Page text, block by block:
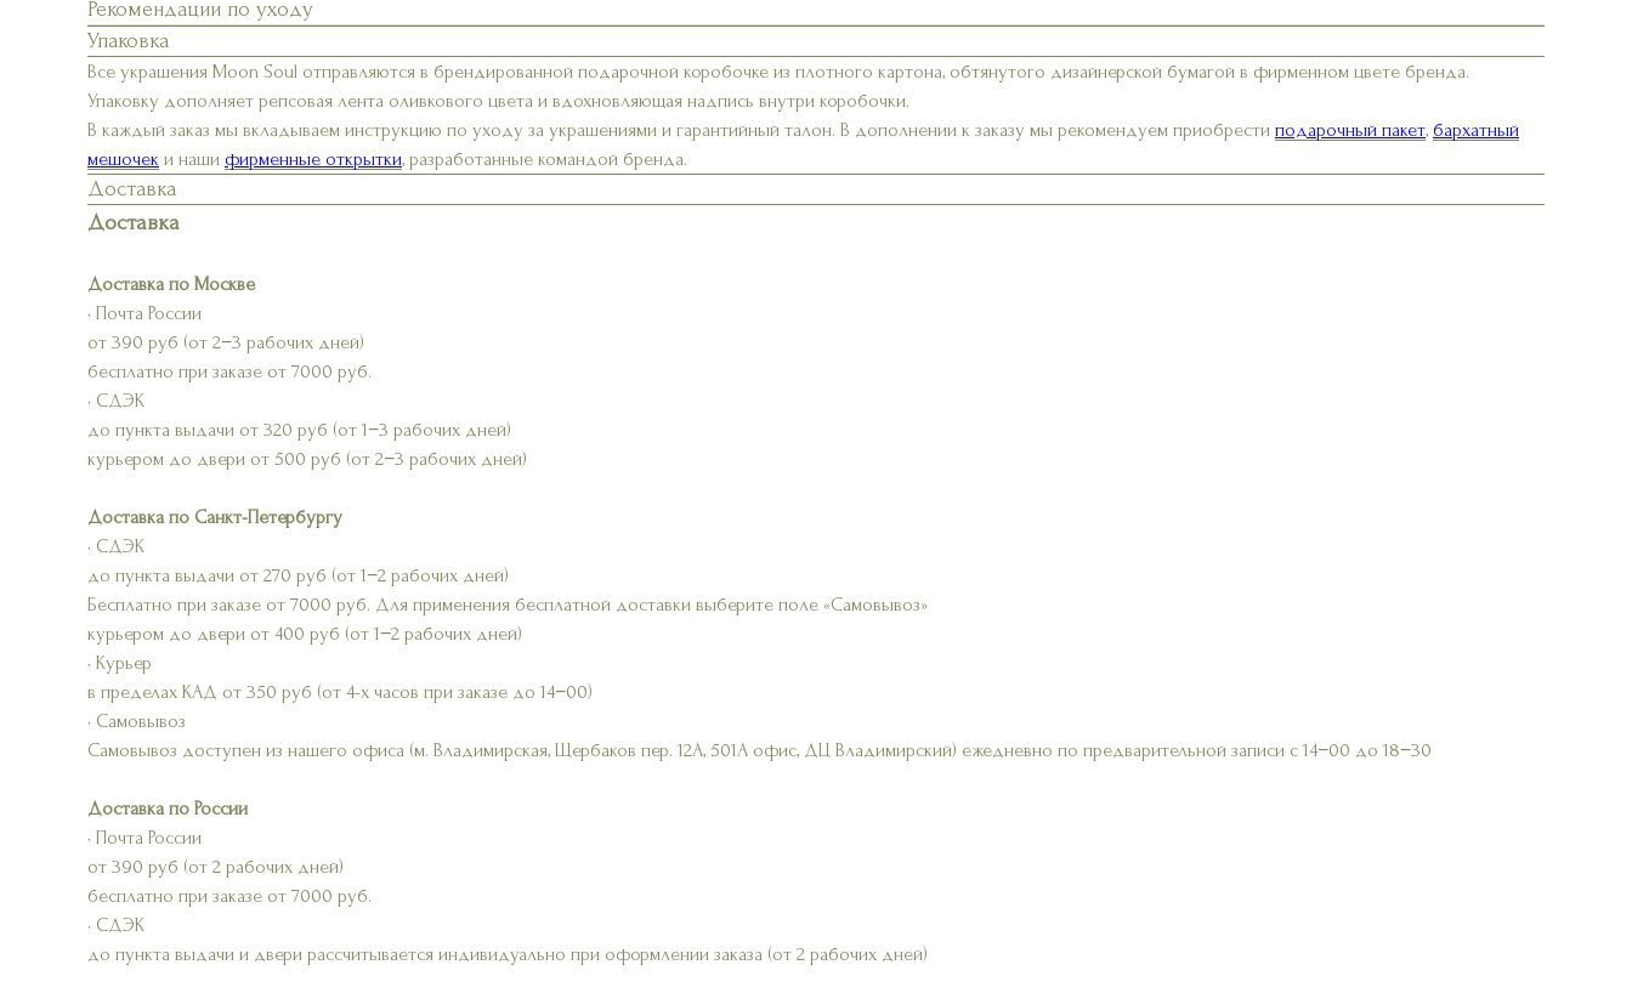
Рекомендации по уходу
Упаковка
Все украшения Moon Soul отправляются в брендированной подарочной коробочке из плотного картона, обтянутого дизайнерской бумагой в фирменном цвете бренда.
Упаковку дополняет репсовая лента оливкового цвета и вдохновляющая надпись внутри коробочки.
В каждый заказ мы вкладываем инструкцию по уходу за украшениями и гарантийный талон. В дополнении к заказу мы рекомендуем приобрести подарочный пакет, бархатный
мешочек и наши фирменные открытки, разработанные командой бренда.
Доставка
Доставка
Доставка по Москве
• Почта России
от 390 руб (от 2−3 рабочих дней)
бесплатно при заказе от 7000 руб.
• СДЭК
до пункта выдачи от 320 руб (от 1−3 рабочих дней)
курьером до двери от 500 руб (от 2−3 рабочих дней)
Доставка по Санкт-Петербургу
• СДЭК
до пункта выдачи от 270 руб (от 1−2 рабочих дней)
Бесплатно при заказе от 7000 руб. Для применения бесплатной доставки выберите поле «Самовывоз»
курьером до двери от 400 руб (от 1−2 рабочих дней)
• Курьер
в пределах КАД от 350 руб (от 4-х часов при заказе до 14−00)
• Самовывоз
Самовывоз доступен из нашего офиса (м. Владимирская, Щербаков пер. 12А, 501А офис, ДЦ Владимирский) ежедневно по предварительной записи с 14−00 до 18−30
Доставка по России
• Почта России
от 390 руб (от 2 рабочих дней)
бесплатно при заказе от 7000 руб.
• СДЭК
до пункта выдачи и двери рассчитывается индивидуально при оформлении заказа (от 2 рабочих дней)